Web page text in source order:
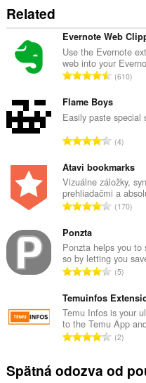
Related
Evernote Web
Use the Evernote
web into your
C
l
k
v
p
o
č
e
h
o
d
o
t
e
n
:
610
Flame Boys
Easily paste special
C
l
k
o
v
o
č
e
t
h
o
d
o
t
4
Atavi bookmarks
Vizuálne záložky,
prehliadačmi a
C
k
o
v
p
o
č
e
h
170
Ponzta
Ponzta helps you
so by letting you
C
l
k
o
v
p
5
Temuinfos
Temu Infos is your
to the Temu App
C
k
2
Spätná odozva od